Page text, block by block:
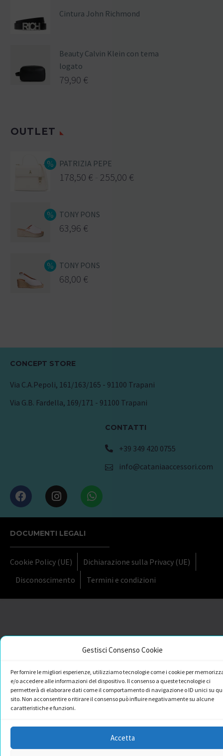
Gestisci Consenso Cookie
Per fornire le migliori esperienze, utilizziamo tecnologie come i cookie per
e/o accedere alle informazioni del dispositivo. Il consenso a queste tecnologie ci
permetterà di elaborare dati come il comportamento di navigazione o ID unici su
sito. Non acconsentire o ritirare il consenso può influire negativamente su alcune
caratteristiche e funzioni.
Accetta
Cintura John Richmond
Beauty Calvin Klein con tema
logato
79,90 €
OUTLET
PATRIZIA PEPE
178,50 € 255,00 €
TONY PONS
63,96 €
TONY PONS
68,00 €
CONCEPT STORE
Via C.A.Pepoli, 161/163/165 - 91100 Trapani
Via G.B. Fardella, 169/171 - 91100 Trapani
CONTATTI
+39 349 420 0755
info@cataniaaccessori.com
DOCUMENTI LEGALI
Cookie Policy (UE)
Dichiarazione sulla Privacy (UE)
Disconoscimento
Termini e condizioni